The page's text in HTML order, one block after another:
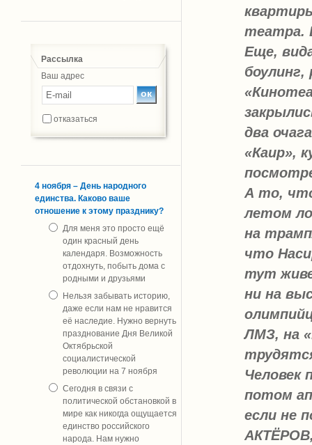
Рассылка
Ваш адрес
отказаться
4 ноября – День народного
единства. Каково ваше
отношение к этому празднику?
Для меня это просто ещё
один красный день
календаря. Возможность
отдохнуть, побыть дома с
родными и друзьями
Нельзя забывать историю,
даже если нам не нравится
её наследие. Нужно вернуть
празднование Дня Великой
Октябрьской
социалистической
революции на 7 ноября
Сегодня в связи с
политической обстановкой в
мире как никогда ощущается
единство российского
народа. Нам нужно
театра.
Еще,
боулинг,
два
«Каир»,
А то,
летом
на
что
тут
ни на
ЛМЗ, на
Человек
потом
если не